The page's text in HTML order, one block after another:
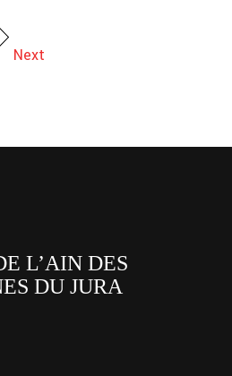
Next
L’AIN DES
DU JURA